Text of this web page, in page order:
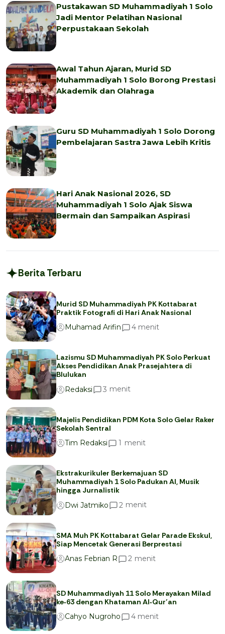
Pustakawan SD Muhammadiyah 1 Solo
Jadi Mentor Pelatihan Nasional
Perpustakaan Sekolah
Awal Tahun Ajaran, Murid SD
Muhammadiyah 1 Solo Borong Prestasi
Akademik dan Olahraga
Guru SD Muhammadiyah 1 Solo Dorong
Pembelajaran Sastra Jawa Lebih Kritis
Hari Anak Nasional 2026, SD
Muhammadiyah 1 Solo Ajak Siswa
Bermain dan Sampaikan Aspirasi
Berita Terbaru
Murid SD Muhammadiyah PK Kottabarat
Praktik Fotografi di Hari Anak Nasional
Muhamad Arifin
4 menit
Lazismu SD Muhammadiyah PK Solo Perkuat
Akses Pendidikan Anak Prasejahtera di
Blulukan
Redaksi
3 menit
Majelis Pendidikan PDM Kota Solo Gelar Raker
Sekolah Sentral
Tim Redaksi
1 menit
Ekstrakurikuler Berkemajuan SD
Muhammadiyah 1 Solo Padukan AI, Musik
hingga Jurnalistik
Dwi Jatmiko
2 menit
SMA Muh PK Kottabarat Gelar Parade Ekskul,
Siap Mencetak Generasi Berprestasi
Anas Febrian R
2 menit
SD Muhammadiyah 11 Solo Merayakan Milad
ke‑63 dengan Khataman Al‑Qur’an
Cahyo Nugroho
4 menit